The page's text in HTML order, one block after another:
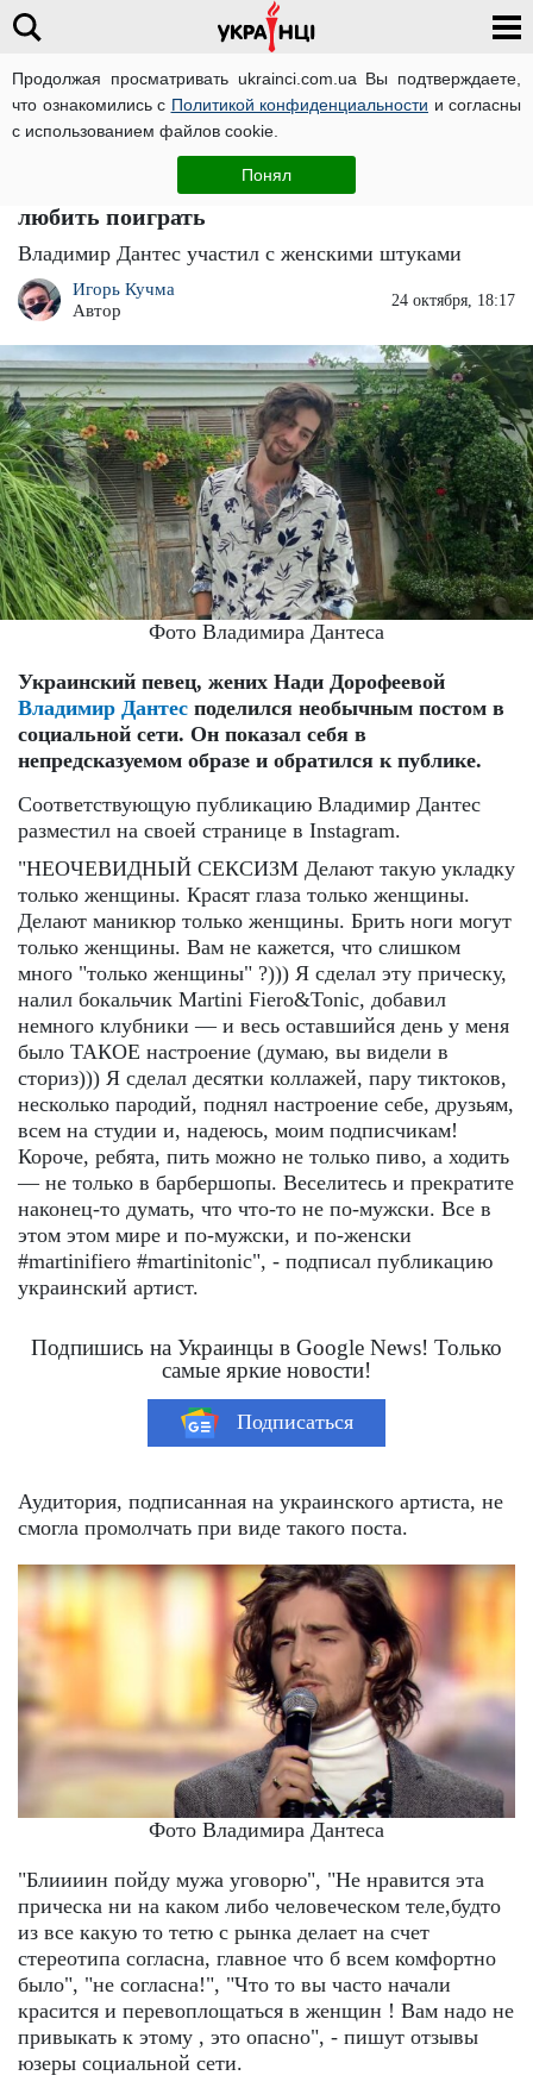
Продолжая просматривать ukrainci.com.ua Вы подтверждаете,
что ознакомились с Политикой конфиденциальности и согласны
с использованием файлов cookie.
Понял
"Тётя с рынка": Владимир Дантес
превращается в женщину. Надя Дорофеева
любить поиграть
Владимир Дантес участил с женскими штуками
Игорь Кучма
Автор
24 октября, 18:17
Фото Владимира Дантеса
Украинский певец, жених Нади Дорофеевой
Владимир Дантес поделился необычным постом в
социальной сети. Он показал себя в
непредсказуемом образе и обратился к публике.
Соответствующую публикацию Владимир Дантес
разместил на своей странице в Instagram.
"НЕОЧЕВИДНЫЙ СЕКСИЗМ Делают такую укладку
только женщины. Красят глаза только женщины.
Делают маникюр только женщины. Брить ноги могут
только женщины. Вам не кажется, что слишком
много "только женщины" ?))) Я сделал эту прическу,
налил бокальчик Martini Fiero&Tonic, добавил
немного клубники — и весь оставшийся день у меня
было ТАКОЕ настроение (думаю, вы видели в
сториз))) Я сделал десятки коллажей, пару тиктоков,
несколько пародий, поднял настроение себе, друзьям,
всем на студии и, надеюсь, моим подписчикам!
Короче, ребята, пить можно не только пиво, а ходить
— не только в барбершопы. Веселитесь и прекратите
наконец-то думать, что что-то не по-мужски. Все в
этом этом мире и по-мужски, и по-женски
#martinifiero #martinitonic", - подписал публикацию
украинский артист.
Подпишись на Украинцы в Google News! Только
самые яркие новости!
Подписаться
Аудитория, подписанная на украинского артиста, не
смогла промолчать при виде такого поста.
Фото Владимира Дантеса
"Блиииин пойду мужа уговорю", "Не нравится эта
прическа ни на каком либо человеческом теле,будто
из все какую то тетю с рынка делает на счет
стереотипа согласна, главное что б всем комфортно
было", "не согласна!", "Что то вы часто начали
красится и перевоплощаться в женщин ! Вам надо не
привыкать к этому , это опасно", - пишут отзывы
юзеры социальной сети.